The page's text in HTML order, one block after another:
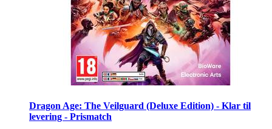
Dragon Age: The Veilguard (Deluxe Edition) - Klar til
levering - Prismatch